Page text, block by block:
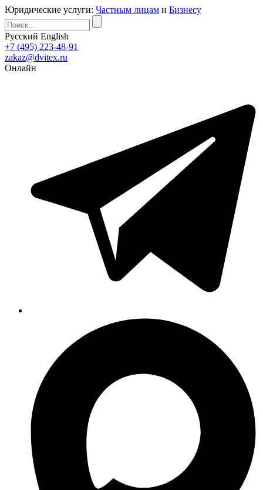
Юридические услуги: Частным лицам и Бизнесу
Русский English
+7 (495) 223-48-91
zakaz@dvitex.ru
Онлайн